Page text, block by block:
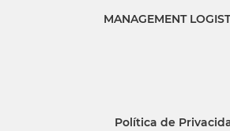
MANAGEMENT
Política de